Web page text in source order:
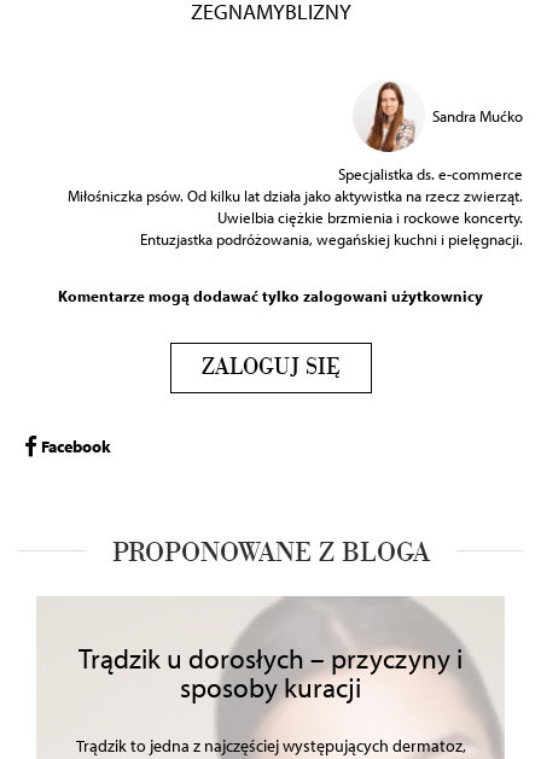
ZEGNAMYBLIZNY
Sandra Mućko
Specjalistka ds. e-commerce
Miłośniczka psów. Od kilku lat działa jako aktywistka na rzecz zwierząt.
Uwielbia ciężkie brzmienia i rockowe koncerty.
Entuzjastka podróżowania, wegańskiej kuchni i pielęgnacji.
Komentarze mogą dodawać tylko zalogowani użytkownicy
ZALOGUJ SIĘ
Facebook
PROPONOWANE Z BLOGA
Trądzik u dorosłych – przyczyny i
sposoby kuracji
Trądzik to jedna z najczęściej występujących dermatoz,